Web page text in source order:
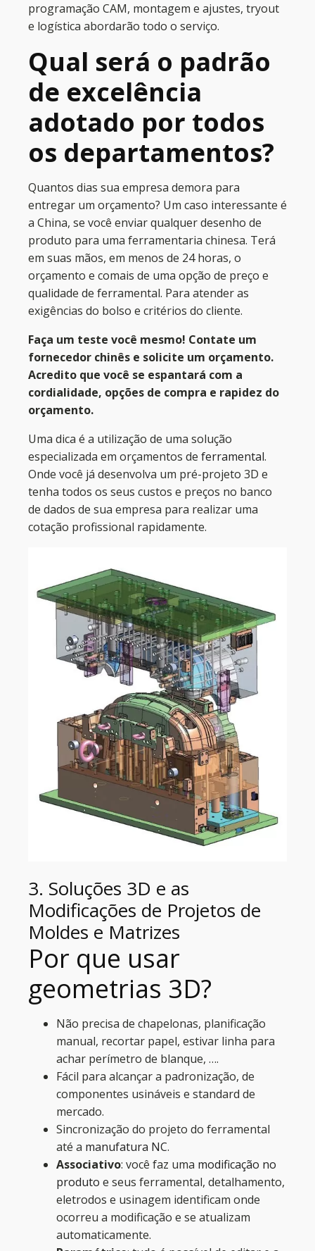
programação CAM, montagem e ajustes, tryout
e logística abordarão todo o serviço.
Qual será o padrão
de excelência
adotado por todos
os departamentos?
Quantos dias sua empresa demora para
entregar um orçamento? Um caso interessante é
a China, se você enviar qualquer desenho de
produto para uma ferramentaria chinesa. Terá
em suas mãos, em menos de 24 horas, o
orçamento e comais de uma opção de preço e
qualidade de ferramental. Para atender as
exigências do bolso e critérios do cliente.
Faça um teste você mesmo! Contate um
fornecedor chinês e solicite um orçamento.
Acredito que você se espantará com a
cordialidade, opções de compra e rapidez do
orçamento.
Uma dica é a utilização de uma solução
especializada em orçamentos de ferramental.
Onde você já desenvolva um pré-projeto 3D e
tenha todos os seus custos e preços no banco
de dados de sua empresa para realizar uma
cotação profissional rapidamente.
3. Soluções 3D e as
Modificações de Projetos de
Moldes e Matrizes
Por que usar
geometrias 3D?
Não precisa de chapelonas, planificação
manual, recortar papel, estivar linha para
achar perímetro de blanque, ….
Fácil para alcançar a padronização, de
componentes usináveis e standard de
mercado.
Sincronização do projeto do ferramental
até a manufatura NC.
Associativo: você faz uma modificação no
produto e seus ferramental, detalhamento,
eletrodos e usinagem identificam onde
ocorreu a modificação e se atualizam
automaticamente.